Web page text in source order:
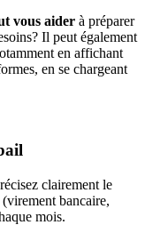
vous aider à préparer
Il peut également
en affichant
en se chargeant
clairement le
bancaire,
mois.